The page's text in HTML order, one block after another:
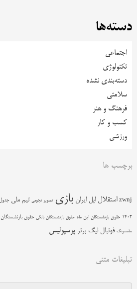
دسته‌ها
اجتماعی
تکنولوژی
دسته‌بندی نشده
سلامتی
فرهنگ و هنر
کسب و کار
ورزشی
برچسب ها
zwnj استقلال اپل ایران بازی تصویر نجومی تیم ملی
1402 حقوق بازنشستگان این ماه حقوق بازنشستگان بانکی حقوق بازنشستگان
سامسونگ فوتبال لیگ برتر پرسپولیس
تبلیغات متنی